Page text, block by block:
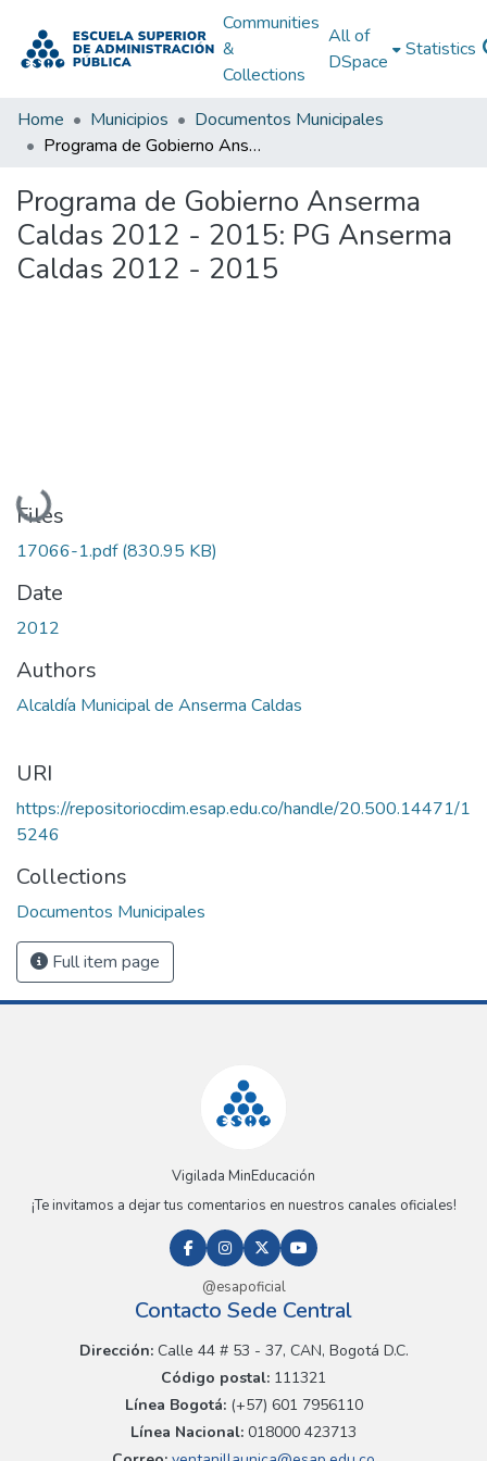
Communities
&
Collections
All of
DSpace
Statistics
Home Municipios
Documentos Municipales
Programa de Gobierno Anserma Caldas 2012 - 2015: PG Anserma Caldas 2012 - 2015
Programa de Gobierno Anserma
Caldas 2012 - 2015: PG Anserma
Caldas 2012 - 2015
Loading...
Files
17066-1.pdf(830.95 KB)
Date
2012
Authors
Alcaldía Municipal de Anserma Caldas
URI
https://repositoriocdim.esap.edu.co/handle/20.500.14471/1
5246
Collections
Documentos Municipales
Full item page
Vigilada MinEducación
¡Te invitamos a dejar tus comentarios en nuestros canales oficiales!
@esapoficial
Contacto Sede Central
Dirección:Calle 44 # 53 - 37, CAN, Bogotá D.C.
Código postal: 111321
Línea Bogotá:(+57) 601 7956110
Línea Nacional: 018000 423713